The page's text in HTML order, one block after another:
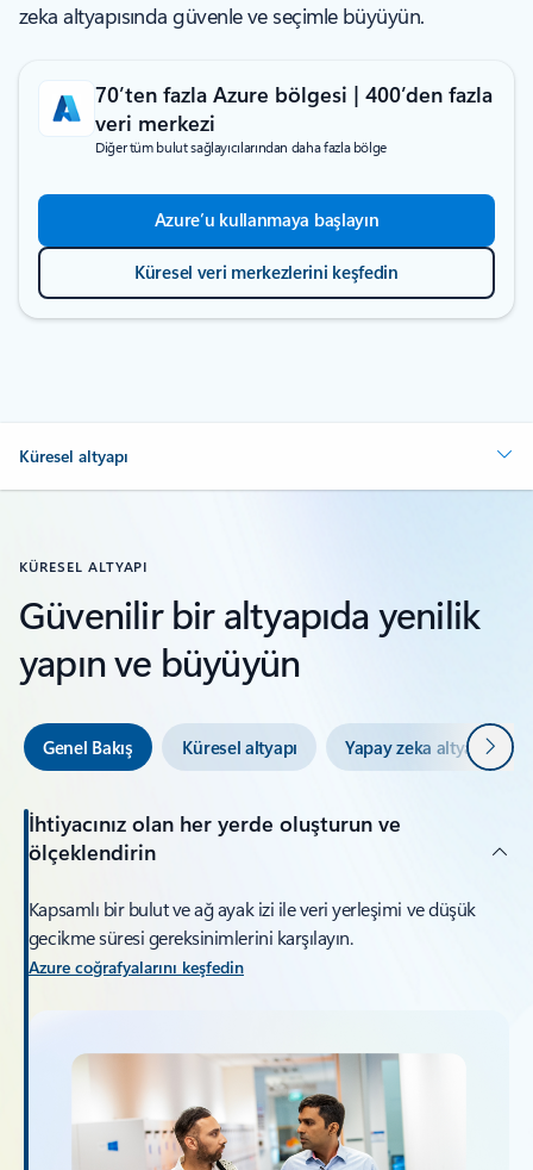
zeka altyapısında güvenle ve seçimle büyüyün.
70’ten fazla Azure bölgesi | 400’den fazla
veri merkezi
Diğer tüm bulut sağlayıcılarından daha fazla bölge
Azure’u kullanmaya başlayın
Küresel veri merkezlerini keşfedin
Küresel altyapı
KÜRESEL ALTYAPI
Güvenilir bir altyapıda yenilik
yapın ve büyüyün
Genel Bakış Küresel altyapı Yapay zeka altyapısı
İhtiyacınız olan her yerde oluşturun ve
ölçeklendirin
Kapsamlı bir bulut ve ağ ayak izi ile veri yerleşimi ve düşük
gecikme süresi gereksinimlerini karşılayın.
Azure coğrafyalarını keşfedin